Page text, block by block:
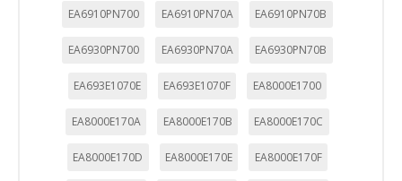
EA6910PN700 EA6910PN70A EA6910PN70B
EA6930PN700 EA6930PN70A EA6930PN70B
EA693E1070E EA693E1070F EA8000E1700
EA8000E170A EA8000E170B EA8000E170C
EA8000E170D EA8000E170E EA8000E170F